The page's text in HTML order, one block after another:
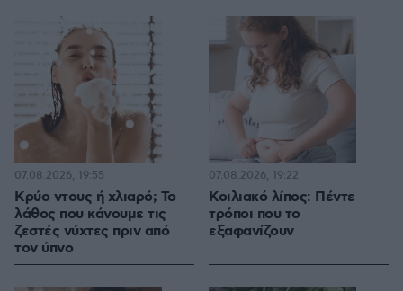
Κρύο ντους ή χλιαρό; Το
λάθος που κάνουμε τις
ζεστές νύχτες πριν από
τον ύπνο
07.08.2026, 19:55
Κοιλιακό λίπος: Πέντε
τρόποι που το
εξαφανίζουν
07.08.2026, 19:22